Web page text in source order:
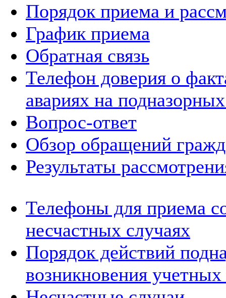
Порядок приема и
График приема
Обратная связь
Телефон доверия о
авариях на
Вопрос-ответ
Обзор обращений
Результаты
Телефоны для приема
несчастных случаях
Порядок действий
возникновения